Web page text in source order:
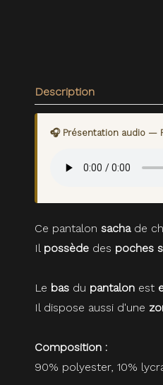
Description
🎧 Présentation audio —
Ce pantalon sachade
Il possède des poches
Le bas du pantalon est
Il dispose aussi d'une
Composition :
90% polyester, 10%